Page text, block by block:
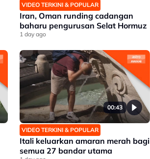
VIDEO TERKINI & POPULAR
Iran, Oman runding cadangan
baharu pengurusan Selat Hormuz
1 day ago
00:43
VIDEO TERKINI & POPULAR
Itali keluarkan amaran merah bagi
semua 27 bandar utama